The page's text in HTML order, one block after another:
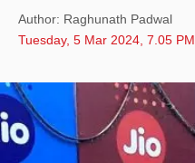
Author: Raghunath Padwal
Tuesday, 5 Mar 2024, 7.05 PM